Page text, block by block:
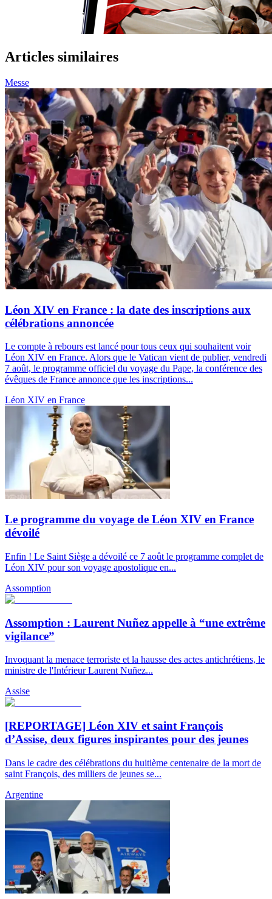
Articles similaires
Messe
Léon XIV en France : la date des inscriptions aux
célébrations annoncée
Le compte à rebours est lancé pour tous ceux qui souhaitent voir
Léon XIV en France. Alors que le Vatican vient de publier, vendredi
7 août, le programme officiel du voyage du Pape, la conférence des
évêques de France annonce que les inscriptions...
Léon XIV en France
Le programme du voyage de Léon XIV en France
dévoilé
Enfin ! Le Saint Siège a dévoilé ce 7 août le programme complet de
Léon XIV pour son voyage apostolique en...
Assomption
Assomption : Laurent Nuñez appelle à “une extrême
vigilance”
Invoquant la menace terroriste et la hausse des actes antichrétiens, le
ministre de l'Intérieur Laurent Nuñez...
Assise
[REPORTAGE] Léon XIV et saint François
d’Assise, deux figures inspirantes pour des jeunes
Dans le cadre des célébrations du huitième centenaire de la mort de
saint François, des milliers de jeunes se...
Argentine